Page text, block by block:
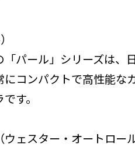
パール」シリーズは
コンパクトで高性能な
す。
ェスター・オートロール